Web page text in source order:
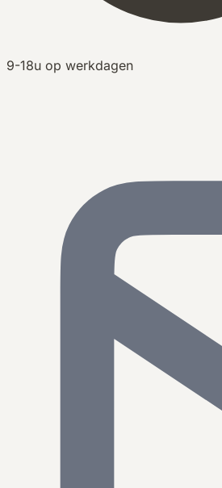
9-18u op werkdagen